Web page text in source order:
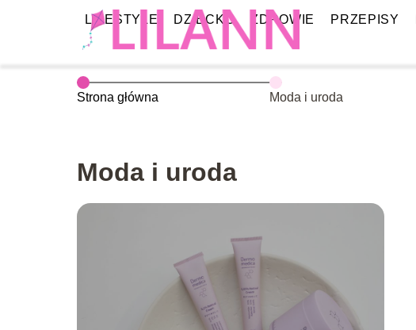
LIFESTYLE DZIECKO ZDROWIE PRZEPISY
Strona główna Moda i uroda
Moda i uroda